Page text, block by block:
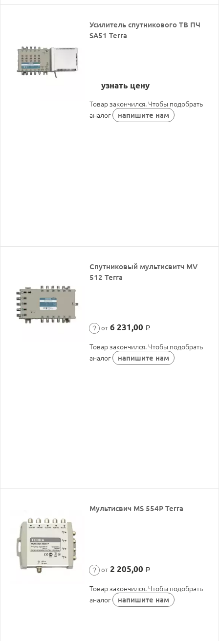
Усилитель спутникового ТВ ПЧ
SA51 Terra
узнать цену
Товар закончился. Чтобы подобрать
аналог
напишите нам
Спутниковый мультисвитч MV
512 Terra
от 6 231,00 Р
Товар закончился. Чтобы подобрать
аналог
напишите нам
Мультисвич MS 554P Terra
от 2 205,00 Р
Товар закончился. Чтобы подобрать
аналог
напишите нам